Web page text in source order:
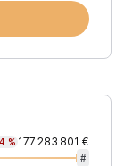
% 177 283 801 €
#